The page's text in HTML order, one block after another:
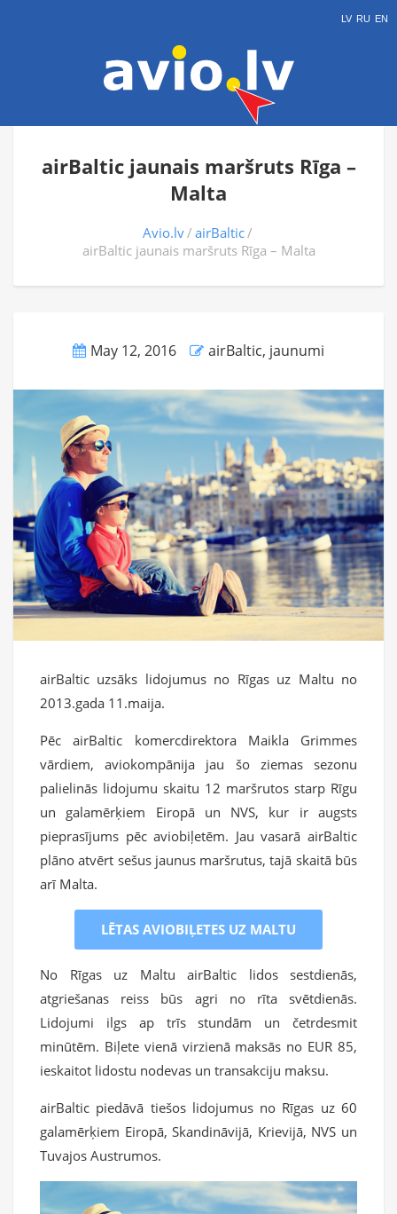
LV RU EN
airBaltic jaunais maršruts Rīga –
Malta
Avio.lv
airBaltic
airBaltic jaunais maršruts Rīga – Malta
May 12, 2016 airBaltic, jaunumi
airBaltic uzsāks lidojumus no Rīgas uz Maltu no
2013.gada 11.maija.
Pēc airBaltic komercdirektora Maikla Grimmes
vārdiem, aviokompānija jau šo ziemas sezonu
palielinās lidojumu skaitu 12 maršrutos starp Rīgu
un galamērķiem Eiropā un NVS, kur ir augsts
pieprasījums pēc aviobiļetēm. Jau vasarā airBaltic
plāno atvērt sešus jaunus maršrutus, tajā skaitā būs
arī Malta.
LĒTAS AVIOBIĻETES UZ MALTU
No Rīgas uz Maltu airBaltic lidos sestdienās,
atgriešanas reiss būs agri no rīta svētdienās.
Lidojumi ilgs ap trīs stundām un četrdesmit
minūtēm. Biļete vienā virzienā maksās no EUR 85,
ieskaitot lidostu nodevas un transakciju maksu.
airBaltic piedāvā tiešos lidojumus no Rīgas uz 60
galamērķiem Eiropā, Skandināvijā, Krievijā, NVS un
Tuvajos Austrumos.